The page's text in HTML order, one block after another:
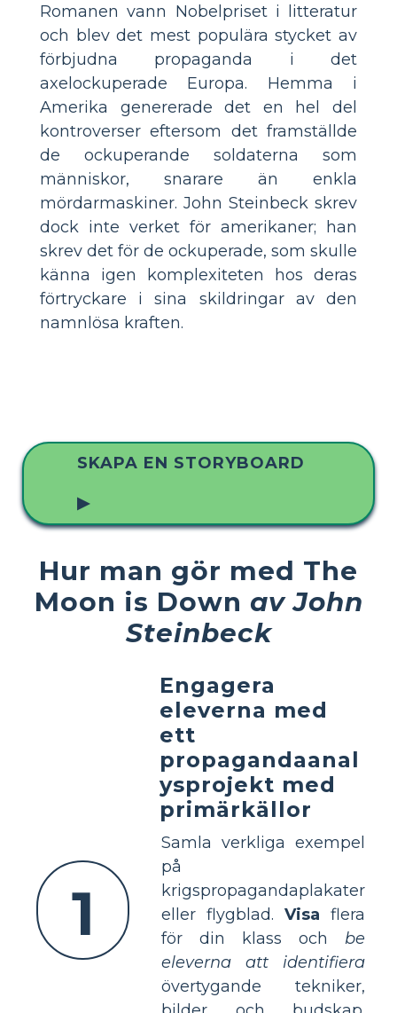
Romanen vann Nobelpriset i litteratur
och blev det mest populära stycket av
förbjudna propaganda i det
axelockuperade Europa. Hemma i
Amerika genererade det en hel del
kontroverser eftersom det framställde
de ockuperande soldaterna som
människor, snarare än enkla
mördarmaskiner. John Steinbeck skrev
dock inte verket för amerikaner; han
skrev det för de ockuperade, som skulle
känna igen komplexiteten hos deras
förtryckare i sina skildringar av den
namnlösa kraften.
SKAPA EN STORYBOARD
▶
Hur man gör med The
Moon is Down av John
Steinbeck
1
Engagera
eleverna med
ett
propagandaanal
ysprojekt med
primärkällor
Samla verkliga exempel
på
krigspropagandaplakater
eller flygblad. Visa flera
för din klass och be
eleverna att identifiera
övertygande tekniker,